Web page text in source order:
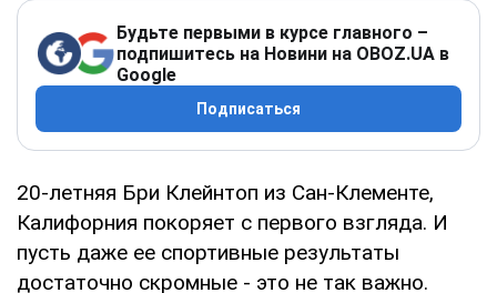
Будьте первыми в курсе главного –
подпишитесь на Новини на OBOZ.UA в
Google
Подписаться
20-летняя Бри Клейнтоп из Сан-Клементе,
Калифорния покоряет с первого взгляда. И
пусть даже ее спортивные результаты
достаточно скромные - это не так важно.